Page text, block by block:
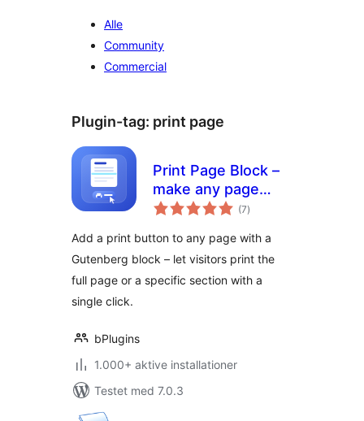
Alle
Community
Commercial
Plugin-tag: print page
Print Page Block –
make any page
printable in one
(7totale
bedømmelser
)
Add a print button to any page with a
Gutenberg block – let visitors print the
full page or a specific section with a
single click.
bPlugins
1.000+ aktive installationer
Testet med 7.0.3